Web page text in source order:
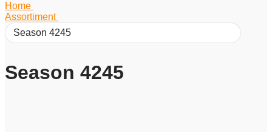
Home
Assortiment
Season 4245
Season 4245